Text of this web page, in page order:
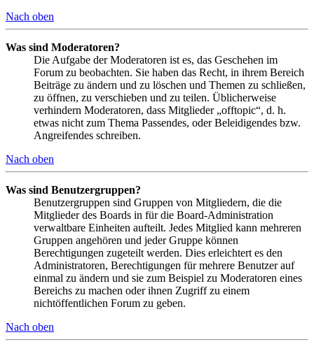
Nach oben
Was sind Moderatoren?
Die Aufgabe der Moderatoren ist es, das Geschehen im
Forum zu beobachten. Sie haben das Recht, in ihrem Bereich
Beiträge zu ändern und zu löschen und Themen zu schließen,
zu öffnen, zu verschieben und zu teilen. Üblicherweise
verhindern Moderatoren, dass Mitglieder „offtopic“, d. h.
etwas nicht zum Thema Passendes, oder Beleidigendes bzw.
Angreifendes schreiben.
Nach oben
Was sind Benutzergruppen?
Benutzergruppen sind Gruppen von Mitgliedern, die die
Mitglieder des Boards in für die Board-Administration
verwaltbare Einheiten aufteilt. Jedes Mitglied kann mehreren
Gruppen angehören und jeder Gruppe können
Berechtigungen zugeteilt werden. Dies erleichtert es den
Administratoren, Berechtigungen für mehrere Benutzer auf
einmal zu ändern und sie zum Beispiel zu Moderatoren eines
Bereichs zu machen oder ihnen Zugriff zu einem
nichtöffentlichen Forum zu geben.
Nach oben